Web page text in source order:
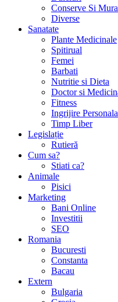
Conserve Si
Diverse
Sanatate
Plante Medicinale
Spitirual
Femei
Barbati
Nutritie si Dieta
Doctor si
Fitness
Ingrijire Personala
Timp Liber
Legislație
Rutieră
Cum sa?
Stiati ca?
Animale
Pisici
Marketing
Bani Online
Investitii
SEO
Romania
Bucuresti
Constanta
Bacau
Extern
Bulgaria